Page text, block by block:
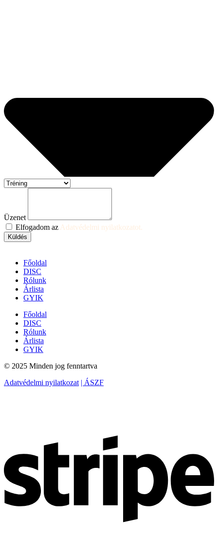
Üzenet
Elfogadom az Adatvédelmi nyilatkozatot.
Küldés
Főoldal
DISC
Rólunk
Árlista
GYIK
Főoldal
DISC
Rólunk
Árlista
GYIK
© 2025 Minden jog fenntartva
Adatvédelmi nyilatkozat | ÁSZF